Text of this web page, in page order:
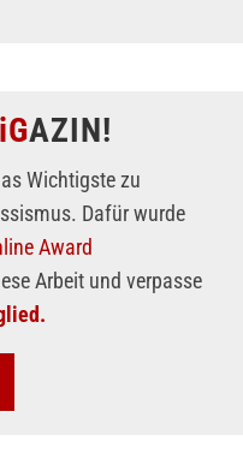
AZIN!
Wichtigste zu
Dafür wurde
Award
Arbeit und verpasse